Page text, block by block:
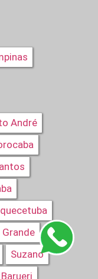
André
Grande
Suzano
Barueri